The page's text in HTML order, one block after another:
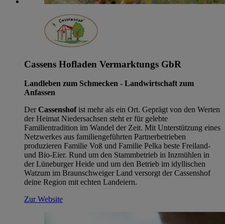
Cassens Hofladen Vermarktungs GbR
Landleben zum Schmecken - Landwirtschaft zum
Anfassen
Der Cassenshofist mehr als ein Ort. Geprägt von den Werten
der Heimat Niedersachsen steht er für gelebte
Familientradition im Wandel der Zeit. Mit Unterstützung eines
Netzwerkes aus familiengeführten Partnerbetrieben
produzieren Familie Voß und Familie Pelka beste Freiland-
und Bio-Eier. Rund um den Stammbetrieb in Inzmühlen in
der Lüneburger Heide und um den Betrieb im idyllischen
Watzum im Braunschweiger Land versorgt der Cassenshof
deine Region mit echten Landeiern.
Zur Website